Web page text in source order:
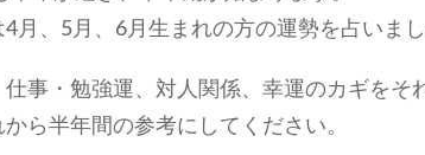
4月、5月、6月生まれの方の運勢を占いまし
仕事・勉強運、対人関係、幸運のカギをそ
ら半年間の参考にしてください。